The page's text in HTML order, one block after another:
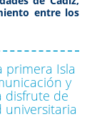
entre los
primera Isla
y
disfrute de